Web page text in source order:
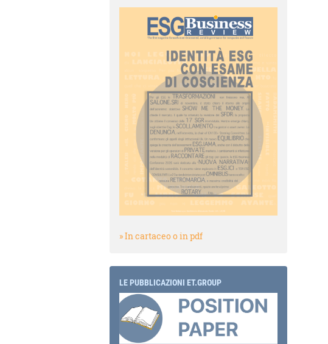
» In cartaceo o in pdf
LE PUBBLICAZIONI ET.GROUP